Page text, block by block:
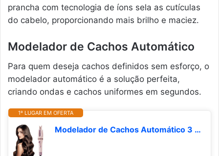
prancha com tecnologia de íons sela as cutículas
do cabelo, proporcionando mais brilho e maciez.
Modelador de Cachos Automático
Para quem deseja cachos definidos sem esforço, o
modelador automático é a solução perfeita,
criando ondas e cachos uniformes em segundos.
1º LUGAR EM OFERTA
Modelador de Cachos Automático 3 em 1 (28/32 mm) com Escova Alisadora, Display LCD, 4 Temperaturas, Revestimento Cerâmico com Íons Negativos, Aquecimento Rápido, Desligamento Automático